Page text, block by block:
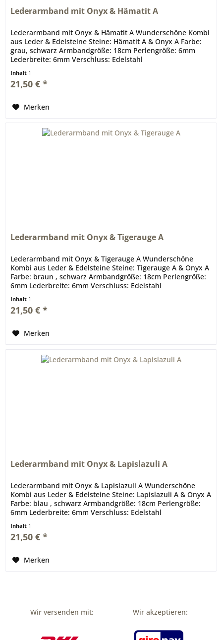
Lederarmband mit Onyx & Hämatit A
Lederarmband mit Onyx & Hämatit A Wunderschöne Kombi
aus Leder & Edelsteine Steine: Hämatit A & Onyx A Farbe:
grau, schwarz Armbandgröße: 18cm Perlengröße: 6mm
Lederbreite: 6mm Verschluss: Edelstahl
Inhalt 1
21,50 € *
Merken
Lederarmband mit Onyx & Tigerauge A
Lederarmband mit Onyx & Tigerauge A Wunderschöne
Kombi aus Leder & Edelsteine Steine: Tigerauge A & Onyx A
Farbe: braun , schwarz Armbandgröße: 18cm Perlengröße:
6mm Lederbreite: 6mm Verschluss: Edelstahl
Inhalt 1
21,50 € *
Merken
Lederarmband mit Onyx & Lapislazuli A
Lederarmband mit Onyx & Lapislazuli A Wunderschöne
Kombi aus Leder & Edelsteine Steine: Lapislazuli A & Onyx A
Farbe: blau , schwarz Armbandgröße: 18cm Perlengröße:
6mm Lederbreite: 6mm Verschluss: Edelstahl
Inhalt 1
21,50 € *
Merken
Wir versenden mit: Wir akzeptieren: